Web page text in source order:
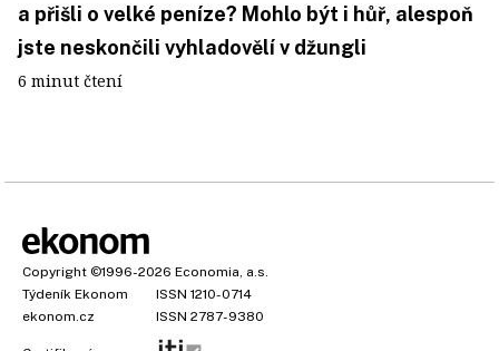
a přišli o velké peníze? Mohlo být i hůř, alespoň
jste neskončili vyhladovělí v džungli
6 minut čtení
Copyright ©1996-2026 Economia, a.s.
Týdeník Ekonom
ISSN 1210-0714
ekonom.cz
ISSN 2787-9380